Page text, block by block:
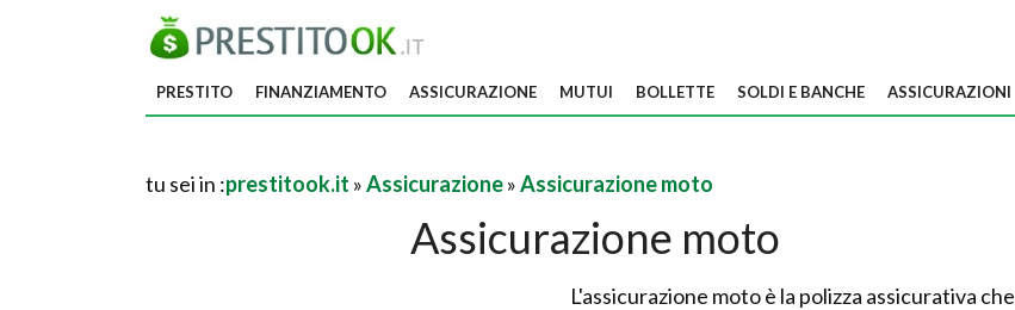
PRESTITO FINANZIAMENTO ASSICURAZIONE MUTUI BOLLETTE SOLDI E BANCHE ASSICURAZIONI
tu sei in :prestitook.it »Assicurazione»Assicurazione moto
Assicurazione moto
L'assicurazione moto è la polizza assicurativa che